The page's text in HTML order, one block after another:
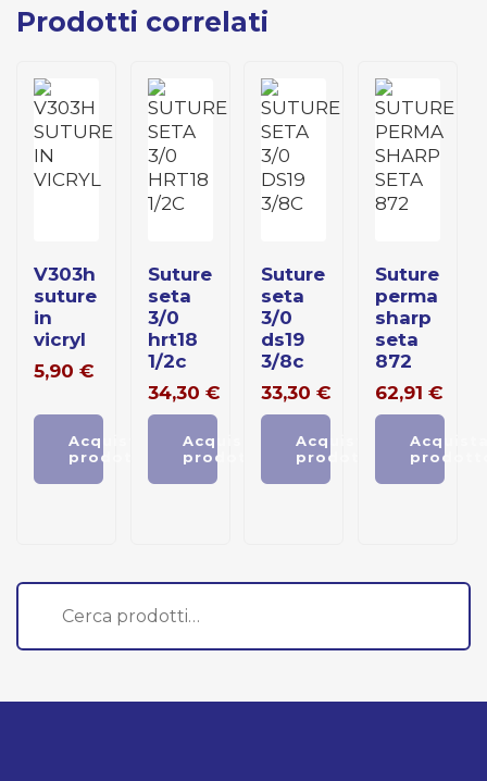
Prodotti correlati
v303h
suture
in
vicryl
5,90 €
Acquista
prodotto
suture
seta
3/0
hrt18
1/2c
34,30 €
Acquista
prodotto
suture
seta
3/0
ds19
3/8c
33,30 €
Acquista
prodotto
suture
perma
sharp
seta
872
62,91 €
Cerca: